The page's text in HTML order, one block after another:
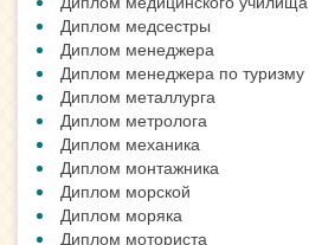
Диплом медсестры
Диплом менеджера
Диплом менеджера по туризму
Диплом металлурга
Диплом метролога
Диплом механика
Диплом монтажника
Диплом морской
Диплом моряка
Диплом моториста